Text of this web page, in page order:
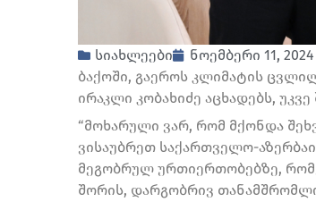
სიახლეები
ნოემბერი 11, 2024
ბაქოში, გაეროს კლიმატის
ირაკლი კობახიძე აცხადებს,
“მოხარული ვარ, რომ მქონდა
ვისაუბრეთ საქართველო-
მეგობრულ ურთიერთობებზე,
შორის, დარგობრივ